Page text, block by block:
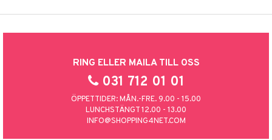
RING ELLER MAILA TILL OSS
031 712 01 01
ÖPPETTIDER: MÅN.-FRE. 9.00 - 15.00
LUNCHSTÄNGT 12.00 - 13.00
INFO@SHOPPING4NET.COM